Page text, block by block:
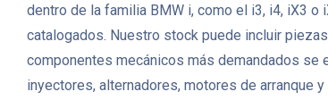
dentro de la familia BMW i, como el i3, i4, iX3
catalogados. Nuestro stock puede incluir
componentes mecánicos más demandados se
inyectores, alternadores, motores de arranque